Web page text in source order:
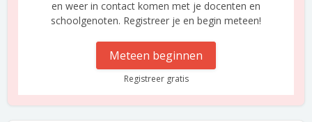
en weer in contact komen met je docenten en
schoolgenoten. Registreer je en begin meteen!
Meteen beginnen
Registreer gratis